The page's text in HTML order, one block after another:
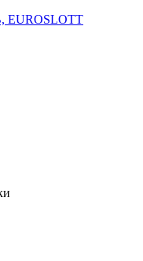
EUROSLOTT